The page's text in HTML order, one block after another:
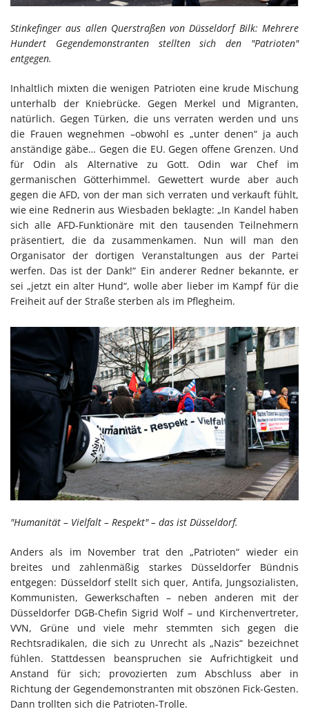
Stinkefinger aus allen Querstraßen von Düsseldorf Bilk: Mehrere
Hundert Gegendemonstranten stellten sich den "Patrioten"
entgegen.
Inhaltlich mixten die wenigen Patrioten eine krude Mischung
unterhalb der Kniebrücke. Gegen Merkel und Migranten,
natürlich. Gegen Türken, die uns verraten werden und uns
die Frauen wegnehmen –obwohl es „unter denen“ ja auch
anständige gäbe… Gegen die EU. Gegen offene Grenzen. Und
für Odin als Alternative zu Gott. Odin war Chef im
germanischen Götterhimmel. Gewettert wurde aber auch
gegen die AFD, von der man sich verraten und verkauft fühlt,
wie eine Rednerin aus Wiesbaden beklagte: „In Kandel haben
sich alle AFD-Funktionäre mit den tausenden Teilnehmern
präsentiert, die da zusammenkamen. Nun will man den
Organisator der dortigen Veranstaltungen aus der Partei
werfen. Das ist der Dank!“ Ein anderer Redner bekannte, er
sei „jetzt ein alter Hund“, wolle aber lieber im Kampf für die
Freiheit auf der Straße sterben als im Pflegheim.
"Humanität – Vielfalt – Respekt" – das ist Düsseldorf.
Anders als im November trat den „Patrioten“ wieder ein
breites und zahlenmäßig starkes Düsseldorfer Bündnis
entgegen: Düsseldorf stellt sich quer, Antifa, Jungsozialisten,
Kommunisten, Gewerkschaften – neben anderen mit der
Düsseldorfer DGB-Chefin Sigrid Wolf – und Kirchenvertreter,
VVN, Grüne und viele mehr stemmten sich gegen die
Rechtsradikalen, die sich zu Unrecht als „Nazis“ bezeichnet
fühlen. Stattdessen beanspruchen sie Aufrichtigkeit und
Anstand für sich; provozierten zum Abschluss aber in
Richtung der Gegendemonstranten mit obszönen Fick-Gesten.
Dann trollten sich die Patrioten-Trolle.